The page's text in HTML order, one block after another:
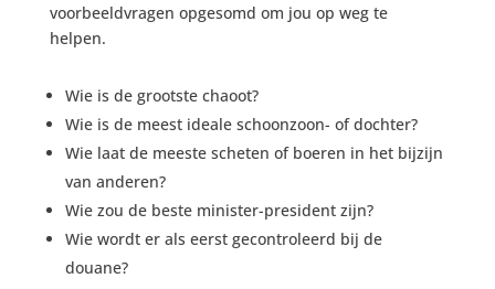
voorbeeldvragen opgesomd om jou op weg te
helpen.
Wie is de grootste chaoot?
Wie is de meest ideale schoonzoon- of dochter?
Wie laat de meeste scheten of boeren in het bijzijn
van anderen?
Wie zou de beste minister-president zijn?
Wie wordt er als eerst gecontroleerd bij de
douane?